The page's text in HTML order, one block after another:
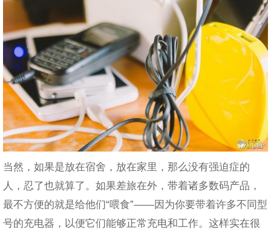
当然，如果是放在宿舍，放在家里，那么没有强迫症的
人，忍了也就算了。如果差旅在外，带着诸多数码产品，
最不方便的就是给他们“喂食”——因为你要带着许多不同型
号的充电器，以便它们能够正常充电和工作。这样实在很